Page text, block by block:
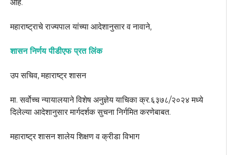
आहे.
महाराष्ट्राचे राज्यपाल यांच्या आदेशानुसार व नावाने,
शासन निर्णय पीडीएफ प्रत लिंक
उप सचिव, महाराष्ट्र शासन
मा. सर्वोच्च न्यायालयाने विशेष अनुज्ञेय याचिका क्र.६३७८/२०२४ मध्ये
दिलेल्या आदेशानुसार मार्गदर्शक सुचना निर्गमित करणेबाबत.
महाराष्ट्र शासन शालेय शिक्षण व क्रीडा विभाग